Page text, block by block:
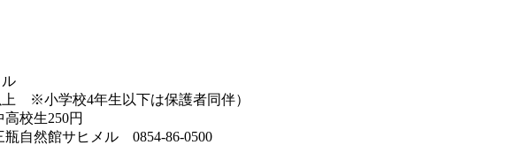
※小学校4年生以下は保護者同伴）
校生250円
瓶自然館サヒメル 0854-86-0500